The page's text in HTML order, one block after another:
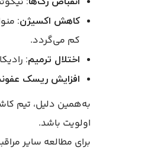
کاهش اکسیژن:
کم می‌گردد.
اختلال ترمیم:
افزایش ریسک
به‌همین دلیل، تیم
اولویت باشد.
برای مطالعه سایر